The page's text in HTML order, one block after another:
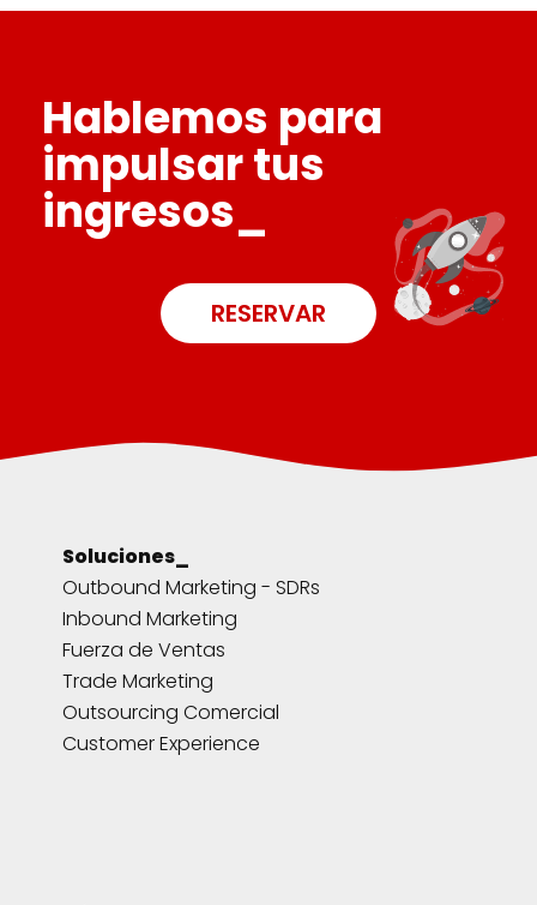
Hablemos para
impulsar tus
ingresos_
RESERVAR
Soluciones_
Outbound Marketing - SDRs
Inbound Marketing
Fuerza de Ventas
Trade Marketing
Outsourcing Comercial
Customer Experience